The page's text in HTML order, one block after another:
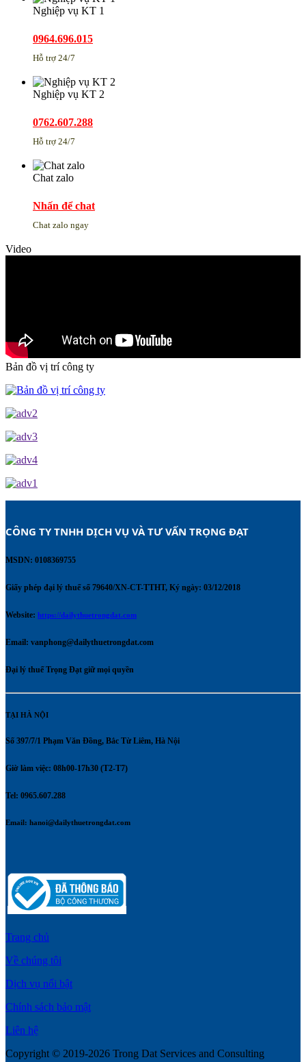
Nghiệp vụ KT 1
0964.696.015
Hỗ trợ 24/7
Nghiệp vụ KT 2
0762.607.288
Hỗ trợ 24/7
Chat zalo
Nhấn để chat
Chat zalo ngay
Video
Bản đồ vị trí công ty
CÔNG TY TNHH DỊCH VỤ VÀ TƯ VẤN TRỌNG ĐẠT
MSDN: 0108369755
Giấy phép đại lý thuế số 79640/XN-CT-TTHT, Ký ngày: 03/12/2018
Website: https://dailythuetrongdat.com
Email: vanphong@dailythuetrongdat.com
Đại lý thuế Trọng Đạt giữ mọi quyền
TẠI HÀ NỘI
Số 397/7/1 Phạm Văn Đồng, Bắc Từ Liêm, Hà Nội
Giờ làm việc: 08h00-17h30 (T2-T7)
Tel: 0965.607.288
Email: hanoi@dailythuetrongdat.com
Trang chủ
Về chúng tôi
Dịch vụ nổi bật
Chính sách bảo mật
Liên hệ
Copyright © 2019-2026 Trong Dat Services and Consulting